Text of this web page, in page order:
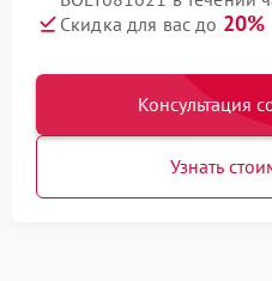
Скидка для вас до 20%
Консультация
Узнать